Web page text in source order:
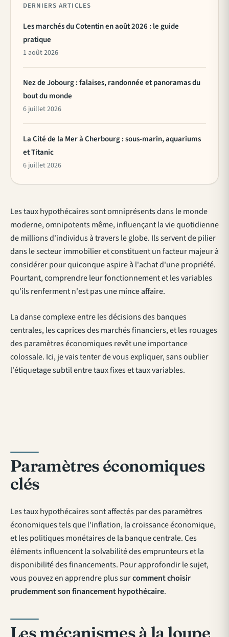
Les taux hypothécaires sont omniprésents dans le monde
moderne, omnipotents même, influençant la vie quotidienne
de millions d'individus à travers le globe. Ils servent de pilier
dans le secteur immobilier et constituent un facteur majeur à
considérer pour quiconque aspire à l'achat d'une propriété.
Pourtant, comprendre leur fonctionnement et les variables
qu'ils renferment n'est pas une mince affaire.
La danse complexe entre les décisions des banques
centrales, les caprices des marchés financiers, et les rouages
des paramètres économiques revêt une importance
colossale. Ici, je vais tenter de vous expliquer, sans oublier
l'étiquetage subtil entre taux fixes et taux variables.
Paramètres économiques
clés
Les taux hypothécaires sont affectés par des paramètres
économiques tels que l'inflation, la croissance économique,
et les politiques monétaires de la banque centrale. Ces
éléments influencent la solvabilité des emprunteurs et la
disponibilité des financements. Pour approfondir le sujet,
vous pouvez en apprendre plus surcomment choisir
prudemment son financement hypothécaire.
Les mécanismes à la loupe
DERNIERS ARTICLES
Les marchés du Cotentin en août 2026 : le guide
pratique
1 août 2026
Nez de Jobourg : falaises, randonnée et panoramas du
bout du monde
6 juillet 2026
La Cité de la Mer à Cherbourg : sous-marin, aquariums
et Titanic
6 juillet 2026